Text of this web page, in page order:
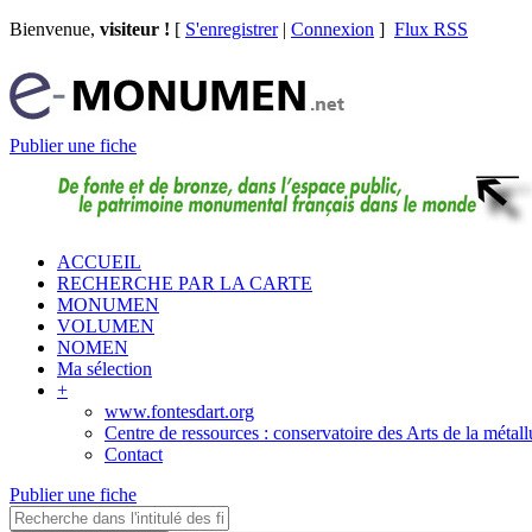
Bienvenue, visiteur ! [ S'enregistrer| Connexion ] Flux RSS
Publier une fiche
ACCUEIL
RECHERCHE PAR LA CARTE
MONUMEN
VOLUMEN
NOMEN
Ma sélection
+
www.fontesdart.org
Centre de ressources : conservatoire des Arts de la
Contact
Publier une fiche